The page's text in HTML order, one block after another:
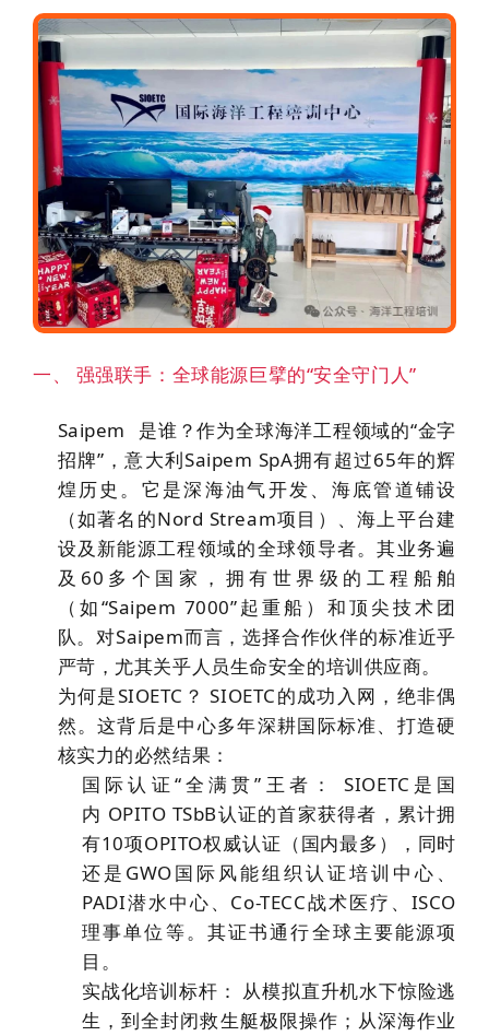
一、 强强联手：全球能源巨擘的“安全守门人”
Saipem 是谁？作为全球海洋工程领域的“金字
招牌”，意大利Saipem SpA拥有超过65年的辉
煌历史。它是深海油气开发、海底管道铺设
（如著名的Nord Stream项目）、海上平台建
设及新能源工程领域的全球领导者。其业务遍
及60多个国家，拥有世界级的工程船舶
（如“Saipem 7000”起重船）和顶尖技术团
队。对Saipem而言，选择合作伙伴的标准近乎
严苛，尤其关乎人员生命安全的培训供应商。
为何是SIOETC？ SIOETC的成功入网，绝非偶
然。这背后是中心多年深耕国际标准、打造硬
核实力的必然结果：
国际认证“全满贯”王者：
SIOETC是国
内 OPITO TSbB认证的首家获得者，累计拥
有10项OPITO权威认证 （国内最多），同时
还是GWO国际风能组织认证培训中心、
PADI潜水中心、Co-TECC战术医疗、ISCO
理事单位等。其证书通行全球主要能源项
目。
实战化培训标杆： 从模拟直升机水下惊险逃
生，到全封闭救生艇极限操作；从深海作业